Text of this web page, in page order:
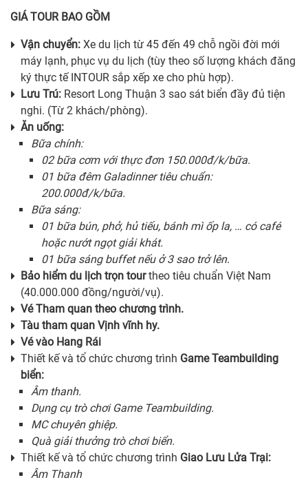
GIÁ TOUR BAO GỒM
Vận chuyển: Xe du lịch từ 45 đến 49 chỗ ngồi đời mới
máy lạnh, phục vụ du lịch (tùy theo số lượng khách đăng
ký thực tế INTOUR sắp xếp xe cho phù hợp).
Lưu Trú: Resort Long Thuận 3 sao sát biển đầy đủ tiện
nghi. (Từ 2 khách/phòng).
Ăn uống:
Bữa chính:
02 bữa cơm với thực đơn 150.000đ/k/bữa.
01 bữa đêm Galadinner tiêu chuẩn:
200.000đ/k/bữa.
Bữa sáng:
01 bữa bún, phở, hủ tiếu, bánh mì ốp la, … có café
hoặc nướt ngọt giải khát.
01 bữa sáng buffet nếu ở 3 sao trở lên.
Bảo hiểm du lịch trọn tourtheo tiêu chuẩn Việt Nam
(40.000.000 đồng/người/vụ).
Vé Tham quan theo chương trình.
Tàu tham quan Vịnh vĩnh hy.
Vé vào Hang Rái
Thiết kế và tổ chức chương trình GameTeambuilding
biển:
Âm thanh.
Dụng cụ trò chơi Game Teambuilding.
MC chuyên ghiệp.
Quà giải thưởng trò chơi biển.
Thiết kế và tổ chức chương trình Giao Lưu Lửa Trại:
Âm Thanh